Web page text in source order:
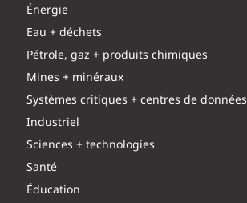
Énergie
Eau + déchets
Pétrole, gaz + produits chimiques
Mines + minéraux
Systèmes critiques + centres de données
Industriel
Sciences + technologies
Santé
Éducation